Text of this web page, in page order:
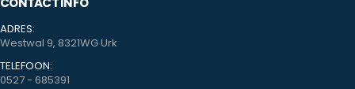
ADRES:
Westwal 9, 8321WG Urk
TELEFOON:
0527 - 685391